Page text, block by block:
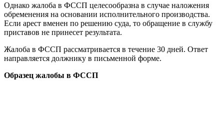
Однако жалоба в ФССП целесообразна в случае наложения
обременения на основании исполнительного производства.
Если арест вменен по решению суда, то обращение в службу
приставов не принесет результата.
Жалоба в ФССП рассматривается в течение 30 дней. Ответ
направляется должнику в письменной форме.
Образец жалобы в ФССП